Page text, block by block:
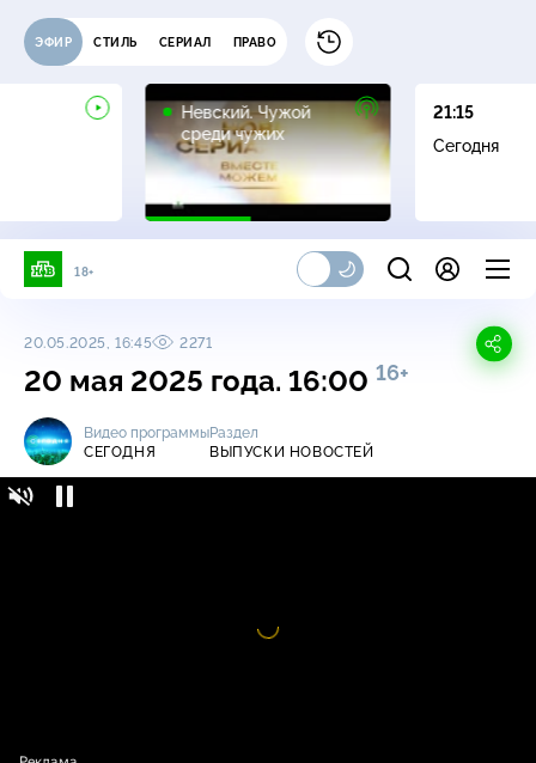
ЭФИР СТИЛЬ СЕРИАЛ ПРАВО
Невский. Чужой
среди чужих
16+
21:15
Сегодня
18+
20.05.2025, 16:45 2271
20 мая 2025 года. 16:00 16+
Видео программы
СЕГОДНЯ
Раздел
ВЫПУСКИ НОВОСТЕЙ
Видео